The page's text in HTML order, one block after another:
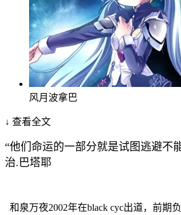
风月波拿巴
↓ 查看全文
“他们命运的一部分就是试图逃避
治.巴塔耶
和泉万夜2002年在black cyc出道，前期